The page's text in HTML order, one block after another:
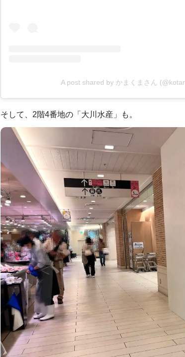
A post shared by かまくまさん
そして、2階4番地の「大川水産」も。